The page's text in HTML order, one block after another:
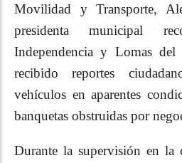
Movilidad y Transporte,
presidenta municipal
Independencia y Lomas
recibido reportes
vehículos en aparentes
banquetas obstruidas por
Durante la supervisión en la